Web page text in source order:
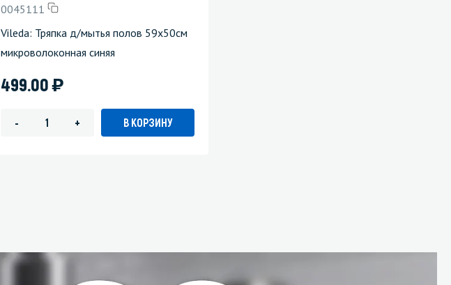
Личная гигиена
0045111
Vileda: Тряпка д/мытья полов 59х50см
микроволоконная синяя
499.00)
- + В КОРЗИНУ